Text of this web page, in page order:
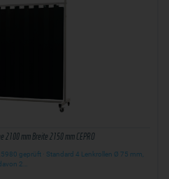
2100 mm Breite 2150 mm CEPRO
geprüft · Standard 4 Lenkrollen Ø 75 mm,
2…